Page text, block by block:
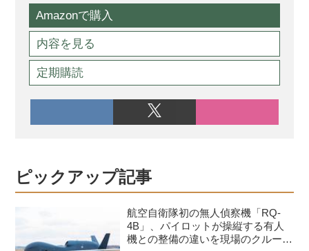
Amazonで購入
内容を見る
定期購読
ピックアップ記事
航空自衛隊初の無人偵察機「RQ-
4B」、パイロットが操縦する有人
機との整備の違いを現場のクルーが